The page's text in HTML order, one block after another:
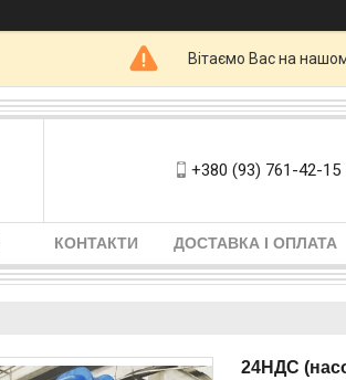
Вітаємо Вас на
+380 (93) 761-42-15
КОНТАКТИ ДОСТАВКА І ОПЛАТА
24НДС